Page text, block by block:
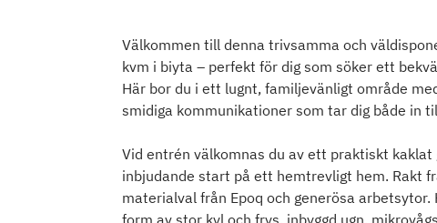
Välkommen till denna trivsamma och
kvm i biyta – perfekt för dig som söker ett
Här bor du i ett lugnt, familjevänligt område
smidiga kommunikationer som tar dig både in
Vid entrén välkomnas du av ett praktiskt
inbjudande start på ett hemtrevligt hem. Rakt
materialval från Epoq och generösa
form av stor kyl och frys, inbyggd ugn,